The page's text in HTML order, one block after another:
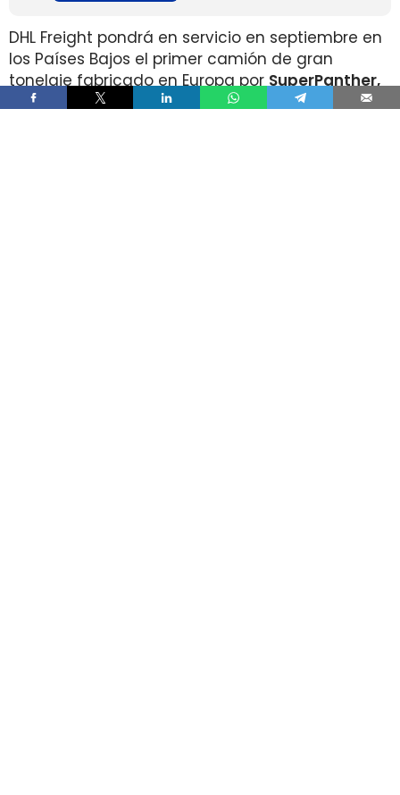
DHL Freight pondrá en servicio en septiembre en
los Países Bajos el primer camión de gran
tonelaje fabricado en Europa por SuperPanther,
después de trasladar la unidad desde Austria